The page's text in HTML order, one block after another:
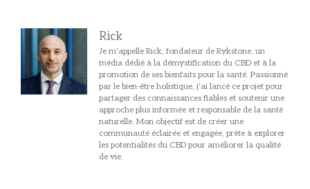
Rick
Je m'appelle Rick, fondateur de Rykstone, un
média dédié à la démystification du CBD et à la
promotion de ses bienfaits pour la santé. Passionné
par le bien-être holistique, j'ai lancé ce projet pour
partager des connaissances fiables et soutenir une
approche plus informée et responsable de la santé
naturelle. Mon objectif est de créer une
communauté éclairée et engagée, prête à explorer
les potentialités du CBD pour améliorer la qualité
de vie.